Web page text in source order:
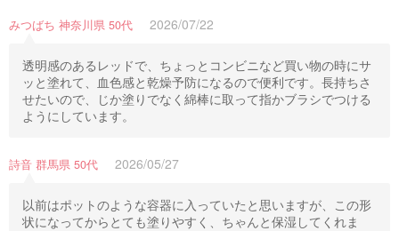
みつばち 神奈川県 50代 2026/07/22
透明感のあるレッドで、ちょっとコンビニなど買い物の時にサ
ッと塗れて、血色感と乾燥予防になるので便利です。長持ちさ
せたいので、じか塗りでなく綿棒に取って指かブラシでつける
ようにしています。
詩音 群馬県 50代 2026/05/27
以前はポットのような容器に入っていたと思いますが、この形
状になってからとても塗りやすく、ちゃんと保湿してくれま